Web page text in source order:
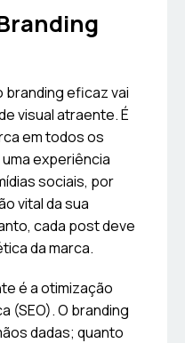
branding eficaz vai
visual atraente. É
em todos os
experiência
sociais, por
vital da sua
cada post deve
da marca.
é a otimização
(SEO). O branding
dadas; quanto